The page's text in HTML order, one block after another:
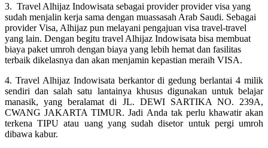
3. Travel Alhijaz Indowisata sebagai provider provider visa yang
sudah menjalin kerja sama dengan muassasah Arab Saudi. Sebagai
provider Visa, Alhijaz pun melayani pengajuan visa travel-travel
yang lain. Dengan begitu travel Alhijaz Indowisata bisa membuat
biaya paket umroh dengan biaya yang lebih hemat dan fasilitas
terbaik dikelasnya dan akan menjamin kepastian meraih VISA.
4. Travel Alhijaz Indowisata berkantor di gedung berlantai 4 milik
sendiri dan salah satu lantainya khusus digunakan untuk belajar
manasik, yang beralamat di JL. DEWI SARTIKA NO. 239A,
CWANG JAKARTA TIMUR. Jadi Anda tak perlu khawatir akan
terkena TIPU atau uang yang sudah disetor untuk pergi umroh
dibawa kabur.